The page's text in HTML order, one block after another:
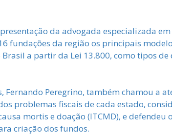
da advogada especializada
fundações da região os principais
a partir da Lei 13.800, como tipos
Fernando Peregrino, também chamou a
problemas fiscais de cada estado,
mortis e doação (ITCMD), e
criação dos fundos.